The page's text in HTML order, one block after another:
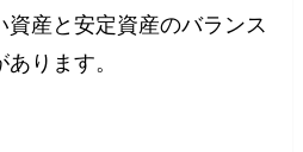
資産と安定資産のバランス
ります。